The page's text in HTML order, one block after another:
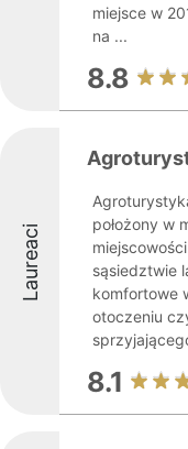
miejsce w
na ...
8.8
Laureaci
położony w
sąsiedztwie
komfortowe
otoczeniu
8.1